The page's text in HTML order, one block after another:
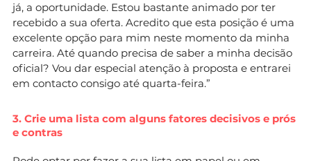
já, a oportunidade. Estou bastante animado por ter
recebido a sua oferta. Acredito que esta posição é uma
excelente opção para mim neste momento da minha
carreira. Até quando precisa de saber a minha decisão
oficial? Vou dar especial atenção à proposta e entrarei
em contacto consigo até quarta-feira.”
3. Crie uma lista com alguns fatores decisivos e prós
e contras